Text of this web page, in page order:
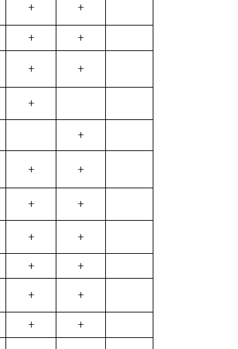
+ +
+ +
+ +
+
+
+ +
+ +
+ +
+ +
+ +
+ +